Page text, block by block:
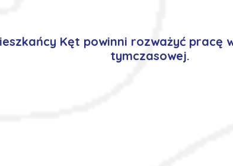
Kęt powinni rozważyć pracę
tymczasowej.